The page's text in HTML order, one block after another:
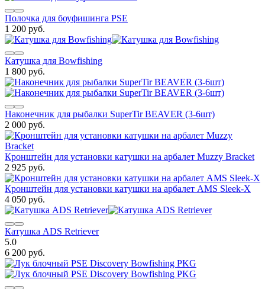
Полочка для боуфишинга PSE
1 200 руб.
Катушка для Bowfishing
1 800 руб.
Наконечник для рыбалки SuperTir BEAVER (3-6шт)
2 000 руб.
Кронштейн для установки катушки на арбалет Muzzy Bracket
2 925 руб.
Кронштейн для установки катушки на арбалет AMS Sleek-X
4 050 руб.
Катушка ADS Retriever
5.0
6 200 руб.